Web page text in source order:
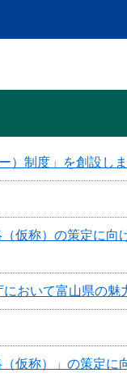
）制度」を創設し
仮称）の策定に向
おいて富山県の魅
仮称）」の策定に